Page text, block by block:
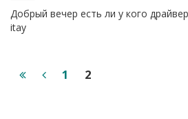
Добрый вечер есть ли у кого
itay
1 2